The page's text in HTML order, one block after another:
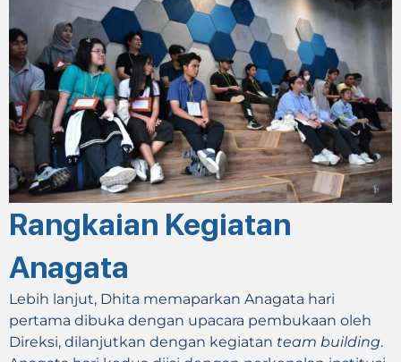
Rangkaian Kegiatan
Anagata
Lebih lanjut, Dhita memaparkan Anagata hari
pertama dibuka dengan upacara pembukaan oleh
Direksi, dilanjutkan dengan kegiatan team building.